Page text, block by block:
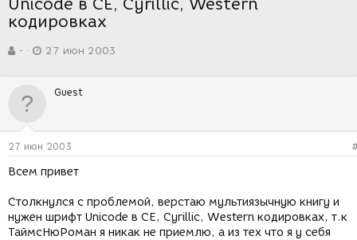
Unicode в CE, Cyrillic, Western
кодировках
в
р
м
-
а
д
н
я
27 июн 2003
Guest
27 июн 2003
Всем привет
Столкнулся с проблемой, верстаю мультиязычную книгу и
нужен шрифт Unicode в CE, Cyrillic, Western кодировках, т.к
ТаймсНюРоман я никак не приемлю, а из тех что я у себя